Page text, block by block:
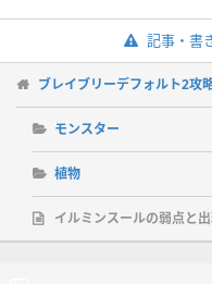
記事・書
ブレイブリーデフォルト2攻
モンスター
植物
イルミンスールの弱点と